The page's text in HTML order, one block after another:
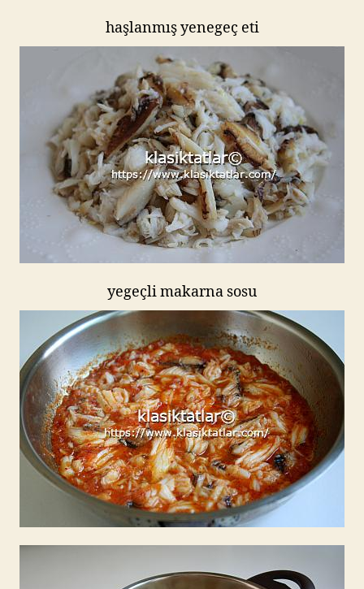
haşlanmış yenegeç eti
yegeçli makarna sosu